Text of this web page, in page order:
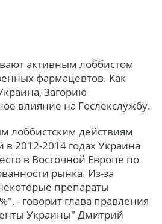
активным лоббистом
фармацевтов. Как
Загорию
влияние на Гослекслужбу.
лоббистским действиям
в 2012-2014 годах Украина
в Восточной Европе по
рынка. Из-за
препараты
- говорит глава правления
Украины" Дмитрий